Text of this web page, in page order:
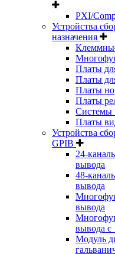
PXI/
Устройства
назначения
Платы
Платы
Платы
Платы
Системы
Платы
Устройства
GPIB
24-
вывода
48-
вывода
вывода
вывода c
Модуль